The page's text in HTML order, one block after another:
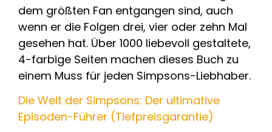
dem größten Fan entgangen sind, auch
wenn er die Folgen drei, vier oder zehn Mal
gesehen hat. Über 1000 liebevoll gestaltete,
4-farbige Seiten machen dieses Buch zu
einem Muss für jeden Simpsons-Liebhaber.
Die Welt der Simpsons: Der ultimative
Episoden-Führer (Tiefpreisgarantie)